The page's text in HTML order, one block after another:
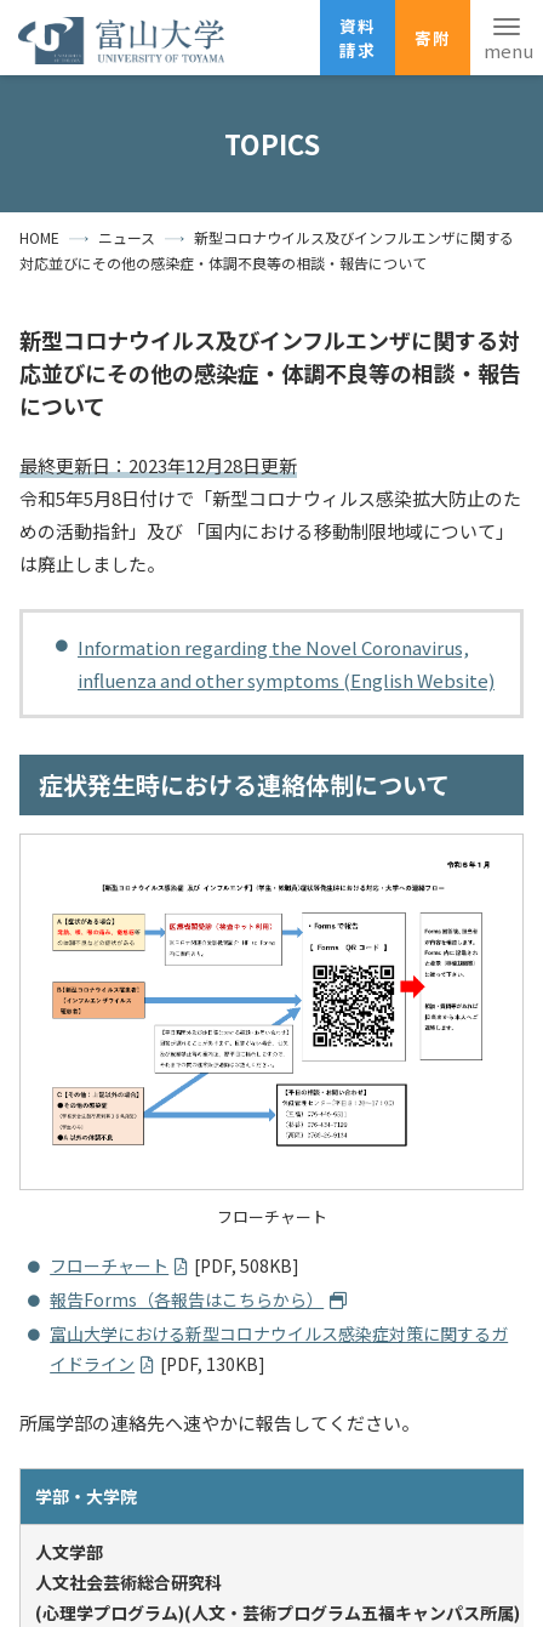
資料
請求
寄附
資料請求
寄附
広報刊行物
受験生の方 地域・一般の方 企業・研究者の方
卒業生の方 在学生の方 教職員の方
学部・大学院・施設
教育・学生支援
研究・産学官連携
国際交流・留学
TOPICS
HOME ニュース
新型コロナウイルス及びインフルエンザに関する
対応並びにその他の感染症・体調不良等の相談・報告について
新型コロナウイルス及びインフルエンザに関する対
応並びにその他の感染症・体調不良等の相談・報告
について
最終更新日：2023年12月28日更新
令和5年5月8日付けで「新型コロナウィルス感染拡大防止のた
めの活動指針」及び 「国内における移動制限地域について」
は廃止しました。
Information regarding the Novel Coronavirus,
influenza and other symptoms (English Website)
症状発生時における連絡体制について
フローチャート
フローチャート
[PDF, 508KB]
報告Forms（各報告はこちらから）
富山大学における新型コロナウイルス感染症対策に関するガ
イドライン
[PDF, 130KB]
所属学部の連絡先へ速やかに報告してください。
学部・大学院
人文学部
人文社会芸術総合研究科
(心理学プログラム)(人文・芸術プログラム五福キャンパス所属)